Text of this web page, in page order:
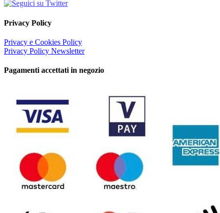
Privacy Policy
Privacy e Cookies Policy
Privacy Policy Newsletter
Pagamenti accettati in negozio